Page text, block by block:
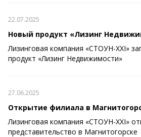
22.07.2025
Новый продукт «Лизинг
Лизинговая компания «СТОУН-XXI»
продукт «Лизинг Недвижимости»
27.06.2025
Открытие филиала в
Лизинговая компания «СТОУН-XXI»
представительство в Магнитогорске